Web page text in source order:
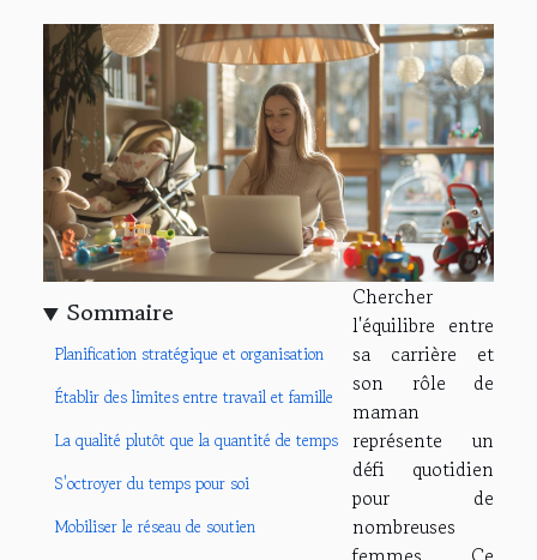
Sommaire
Planification stratégique et organisation
Établir des limites entre travail et famille
La qualité plutôt que la quantité de temps
S'octroyer du temps pour soi
Mobiliser le réseau de soutien
Chercher
l'équilibre entre
sa carrière et
son rôle de
maman
représente un
défi quotidien
pour de
nombreuses